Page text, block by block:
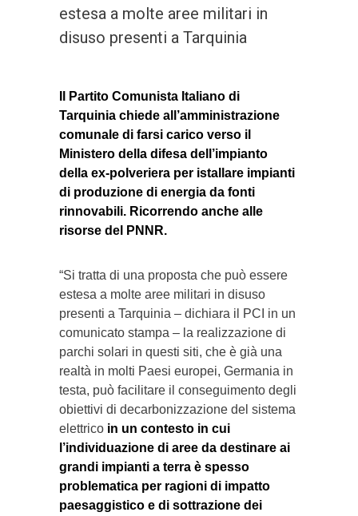
estesa a molte aree militari in
disuso presenti a Tarquinia
Il Partito Comunista Italiano di
Tarquinia chiede all’amministrazione
comunale di farsi carico verso il
Ministero della difesa dell’impianto
della ex-polveriera per istallare impianti
di produzione di energia da fonti
rinnovabili. Ricorrendo anche alle
risorse del PNNR.
“Si tratta di una proposta che può essere
estesa a molte aree militari in disuso
presenti a Tarquinia – dichiara il PCI in un
comunicato stampa – la realizzazione di
parchi solari in questi siti, che è già una
realtà in molti Paesi europei, Germania in
testa, può facilitare il conseguimento degli
obiettivi di decarbonizzazione del sistema
elettrico in un contesto in cui
l’individuazione di aree da destinare ai
grandi impianti a terra è spesso
problematica per ragioni di impatto
paesaggistico e di sottrazione dei